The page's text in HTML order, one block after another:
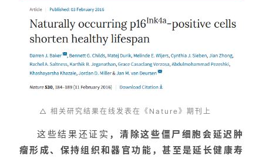
△ 相关研究结果在线发表在《Nature》期刊上
这些结果还证实 ，清除这些僵尸细胞会延迟肿
瘤形成、保持组织和器官功能，甚至是延长健康寿